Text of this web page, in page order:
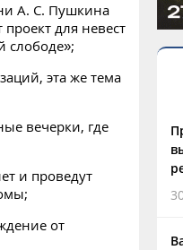
А. С. Пушкина
проект для невест
слободе»;
эта же тема
вечерки, где
и проведут
от